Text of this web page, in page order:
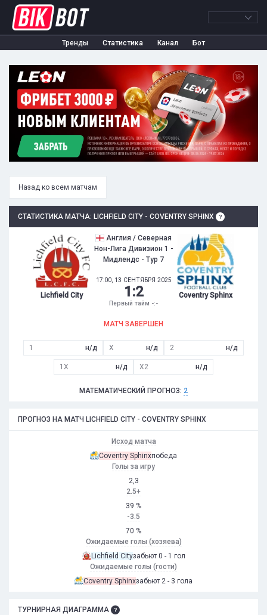
Тренды Статистика Канал Бот
Назад ко всем матчам
СТАТИСТИКА МАТЧА: LICHFIELD CITY - COVENTRY SPHINX
Lichfield City
Англия / Северная
Нон-Лига Дивизион 1 -
Мидлендс - Тур 7
17:00, 13 СЕНТЯБРЯ 2025
1 :2
Первый тайм -:-
Coventry Sphinx
МАТЧ ЗАВЕРШЕН
1 н/д X н/д 2 н/д
1X н/д X2 н/д
МАТЕМАТИЧЕСКИЙ ПРОГНОЗ: 2
ПРОГНОЗ НА МАТЧ LICHFIELD CITY - COVENTRY SPHINX
Исход матча
Coventry Sphinxпобеда
Голы за игру
2,3
2.5+
39 %
-3.5
70 %
Ожидаемые голы (хозяева)
Lichfield Cityзабьют 0 - 1 гол
Ожидаемые голы (гости)
Coventry Sphinxзабьют 2 - 3 гола
ТУРНИРНАЯ ДИАГРАММА